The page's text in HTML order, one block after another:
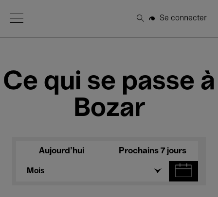
Open Menu
Rechercher
Se connecter
Ce qui se passe à
Bozar
Aujourd'hui Prochains 7 jours
Mois